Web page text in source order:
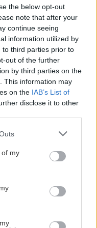
the below opt-out
note that after your
continue seeing
information utilized by
to third parties prior to
out of the further
by third parties on the
This information may
on the IAB’s List of
disclose it to other
of my
02:16
στο νοσοκομείο
00:00
άνθρωπο;
23:00
22:16
πριν το
πέντε